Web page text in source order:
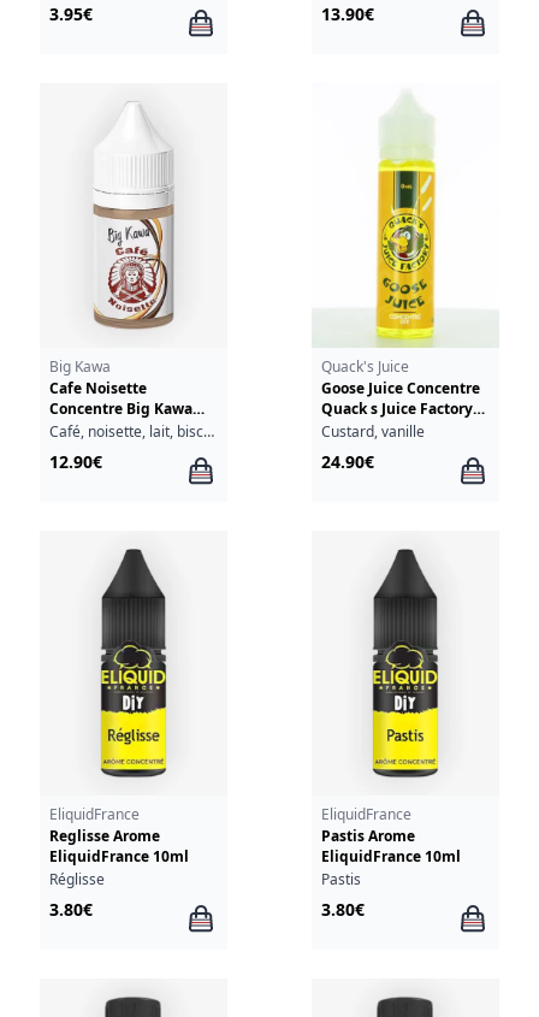
3.95€ 13.90€
Big Kawa
Cafe Noisette
Concentre Big Kawa
O'Jlab 30ml
Café, noisette, lait, biscuit, miel
12.90€
Quack's Juice
Goose Juice Concentre
Quack s Juice Factory
60ml
Custard, vanille
24.90€
EliquidFrance
Reglisse Arome
EliquidFrance 10ml
Réglisse
3.80€
EliquidFrance
Pastis Arome
EliquidFrance 10ml
Pastis
3.80€